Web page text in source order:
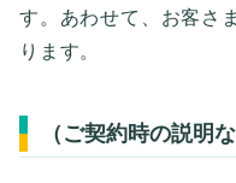
す。あわせて、お客さ
ります。
（ご契約時の説明